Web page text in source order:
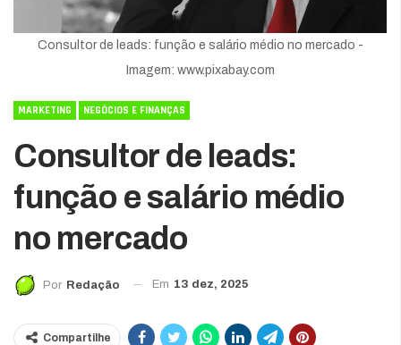
Consultor de leads: função e salário médio no mercado -
Imagem: www.pixabay.com
MARKETING NEGÓCIOS E FINANÇAS
Consultor de leads:
função e salário médio
no mercado
Por Redação Em 13 dez, 2025
Compartilhe